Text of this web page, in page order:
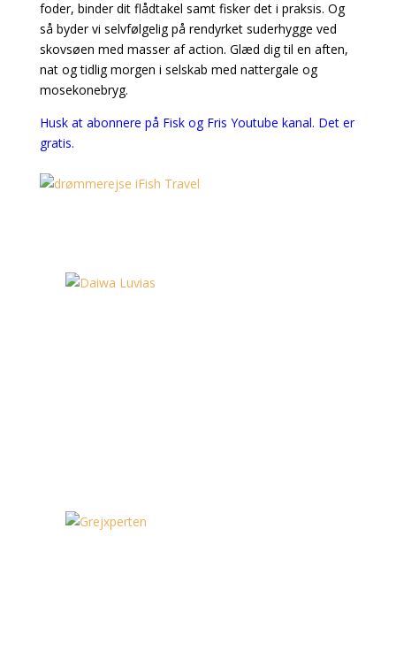
foder, binder dit flådtakel samt fisker det i praksis. Og
så byder vi selvfølgelig på rendyrket suderhygge ved
skovsøen med masser af action. Glæd dig til en aften,
nat og tidlig morgen i selskab med nattergale og
mosekonebryg.
Husk at abonnere på Fisk og Fris Youtube kanal. Det er
gratis.